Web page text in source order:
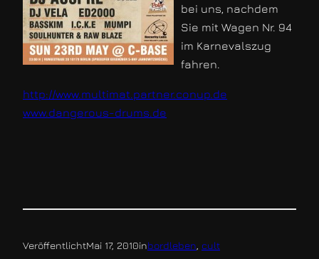
bei uns, nachdem
Sie mit Wagen Nr. 94
im Karnevalszug
fahren.
http://www.multimat.partner.conup.de
www.dangerous-drums.de
VeröffentlichtMai 17, 2010inbordleben cult